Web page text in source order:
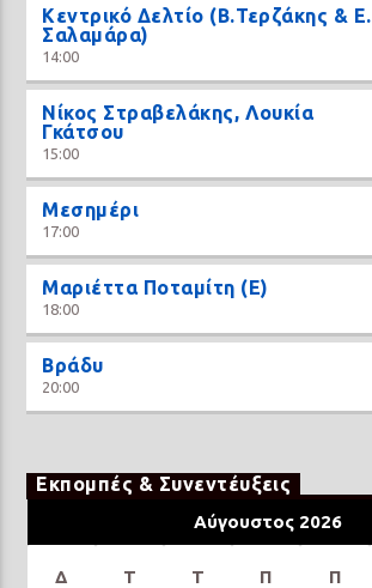
Κεντρικό Δελτίο (Β.Τερζάκης & Ε.
Σαλαμάρα)
14:00
Νίκος Στραβελάκης, Λουκία
Γκάτσου
15:00
Μεσημέρι
17:00
Μαριέττα Ποταμίτη (Ε)
18:00
Βράδυ
20:00
Εκπομπές & Συνεντέυξεις
Αύγουστος 2026
Δ Τ Τ Π Π